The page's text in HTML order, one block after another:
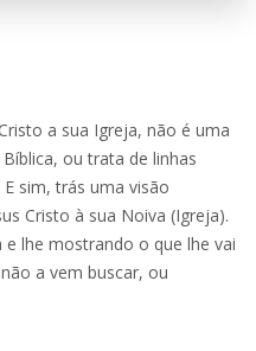
a sua Igreja, não é uma
ou trata de linhas
sim, trás uma visão
Cristo à sua Noiva (Igreja).
lhe mostrando o que lhe vai
a vem buscar, ou